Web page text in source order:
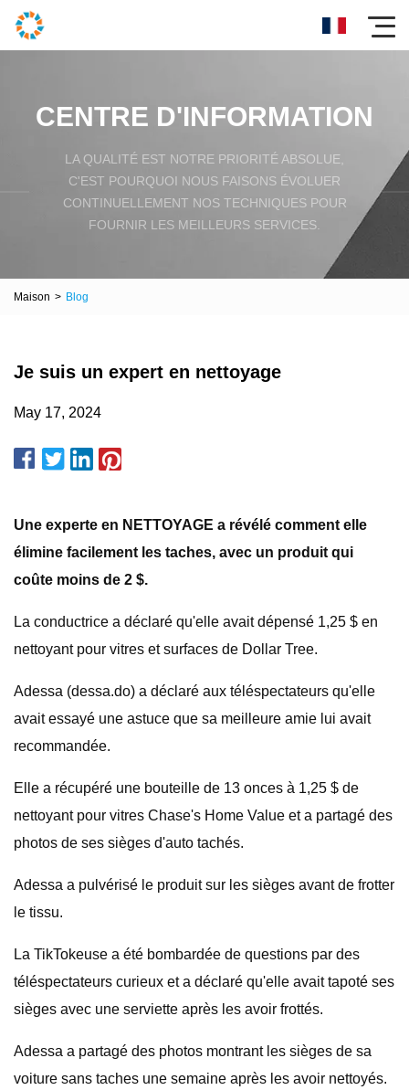
CENTRE D'INFORMATION
LA QUALITÉ EST NOTRE PRIORITÉ ABSOLUE,
C'EST POURQUOI NOUS FAISONS ÉVOLUER
CONTINUELLEMENT NOS TECHNIQUES POUR
FOURNIR LES MEILLEURS SERVICES.
Maison > Blog
Je suis un expert en nettoyage
May 17, 2024
Une experte en NETTOYAGE a révélé comment elle
élimine facilement les taches, avec un produit qui
coûte moins de 2 $.
La conductrice a déclaré qu'elle avait dépensé 1,25 $ en
nettoyant pour vitres et surfaces de Dollar Tree.
Adessa (dessa.do) a déclaré aux téléspectateurs qu'elle
avait essayé une astuce que sa meilleure amie lui avait
recommandée.
Elle a récupéré une bouteille de 13 onces à 1,25 $ de
nettoyant pour vitres Chase's Home Value et a partagé des
photos de ses sièges d'auto tachés.
Adessa a pulvérisé le produit sur les sièges avant de frotter
le tissu.
La TikTokeuse a été bombardée de questions par des
téléspectateurs curieux et a déclaré qu'elle avait tapoté ses
sièges avec une serviette après les avoir frottés.
Adessa a partagé des photos montrant les sièges de sa
voiture sans taches une semaine après les avoir nettoyés.